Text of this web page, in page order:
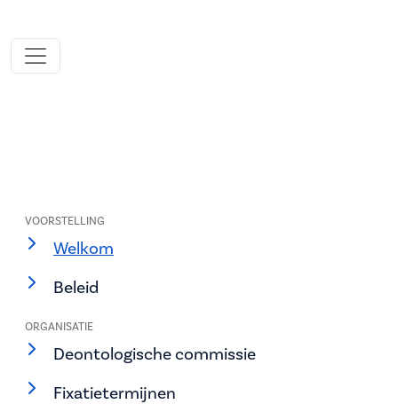
VOORSTELLING
Welkom
Beleid
ORGANISATIE
Deontologische commissie
Fixatietermijnen